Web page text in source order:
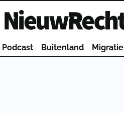
Homepage van NieuwRechts
Podcast Buitenland Migratie